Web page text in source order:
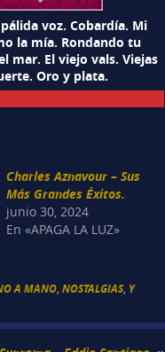
voz. Cobardía. Mi
la mía. Rondando tu
mar. El viejo vals. Viejas
Oro y plata.
Charles Aznavour – Sus
Más Grandes Éxitos.
junio 30, 2024
En «APAGA LA LUZ»
A MANO ,NOSTALGIAS, Y